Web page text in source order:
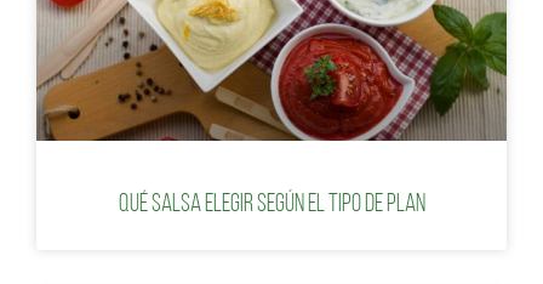
Qué salsa elegir según el tipo de plan